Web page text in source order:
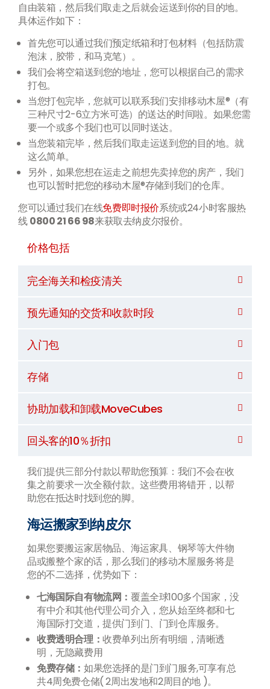
自由装箱，然后我们取走之后就会运送到你的目的地。
具体运作如下：
首先您可以通过我们预定纸箱和打包材料（包括防震
泡沫，胶带，和马克笔）。
我们会将空箱送到您的地址，您可以根据自己的需求
打包。
当您打包完毕，您就可以联系我们安排移动木屋®（有
三种尺寸2-6立方米可选）的送达的时间啦。如果您需
要一个或多个我们也可以同时送达。
当您装箱完毕，然后我们取走运送到您的目的地。就
这么简单。
另外，如果您想在运走之前想先卖掉您的房产，我们
也可以暂时把您的移动木屋®存储到我们的仓库。
您可以通过我们在线免费即时报价系统或24小时客服热
线0800 21 66 98来获取去纳皮尔报价。
价格包括
完全海关和检疫清关
预先通知的交货和收款时段
入门包
存储
协助加载和卸载MoveCubes
回头客的10％折扣
我们提供三部分付款以帮助您预算：我们不会在收
集之前要求一次全额付款。这些费用将错开，以帮
助您在抵达时找到您的脚。
海运搬家到纳皮尔
如果您要搬运家居物品、海运家具、钢琴等大件物
品或搬整个家的话，那么我们的移动木屋服务将是
您的不二选择，优势如下：
七海国际自有物流网： 覆盖全球100多个国家，没
有中介和其他代理公司介入，您从始至终都和七
海国际打交道，提供门到门、门到仓库服务。
收费透明合理：收费单列出所有明细，清晰透
明，无隐藏费用
免费存储： 如果您选择的是门到门服务,可享有总
共4周免费仓储( 2周出发地和2周目的地 )。